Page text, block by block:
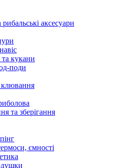
аксесуари
кукани
поди
клювання
та зберігання
ємності